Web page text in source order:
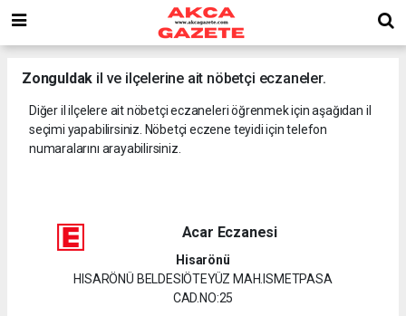
Zonguldak il ve ilçelerine ait nöbetçi eczaneler.
Diğer il ilçelere ait nöbetçi eczaneleri öğrenmek için aşağıdan il
seçimi yapabilirsiniz. Nöbetçi eczene teyidi için telefon
numaralarını arayabilirsiniz.
Acar Eczanesi
Hisarönü
HISARÖNÜ BELDESIÖTEYÜZ MAH.ISMETPASA
CAD.NO:25